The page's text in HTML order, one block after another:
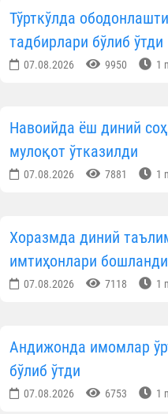
Тўрткўлда
тадбирлари бўлиб ўтди
07.08.2026 9950 1
Навоийда ёш диний
мулоқот ўтказилди
07.08.2026 7881 1
Хоразмда диний
имтиҳонлари бошланди
07.08.2026 7118 1
Андижонда имомлар
бўлиб ўтди
07.08.2026 6753 1